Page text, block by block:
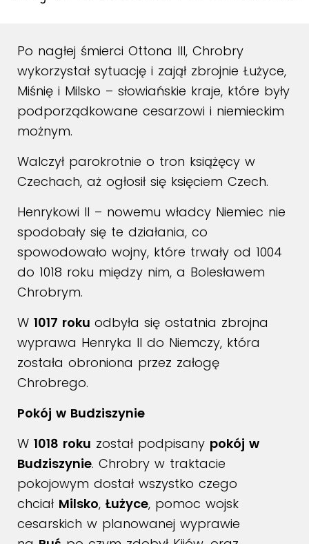
Po nagłej śmierci Ottona III, Chrobry
wykorzystał sytuację i zajął zbrojnie Łużyce,
Miśnię i Milsko – słowiańskie kraje, które były
podporządkowane cesarzowi i niemieckim
możnym.
Walczył parokrotnie o tron książęcy w
Czechach, aż ogłosił się księciem Czech.
Henrykowi II – nowemu władcy Niemiec nie
spodobały się te działania, co
spowodowało wojny, które trwały od 1004
do 1018 roku między nim, a Bolesławem
Chrobrym.
W 1017 roku odbyła się ostatnia zbrojna
wyprawa Henryka II do Niemczy, która
została obroniona przez załogę
Chrobrego.
Pokój w Budziszynie
W 1018 roku został podpisany pokój w
Budziszynie. Chrobry w traktacie
pokojowym dostał wszystko czego
chciał Milsko, Łużyce, pomoc wojsk
cesarskich w planowanej wyprawie